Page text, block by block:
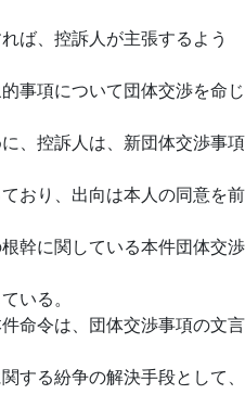
ば、控訴人が主張するよう
事項について団体交渉を命じ
、控訴人は、新団体交渉事項
おり、出向は本人の同意を前
幹に関している本件団体交渉
いる。
命令は、団体交渉事項の文言
する紛争の解決手段として、